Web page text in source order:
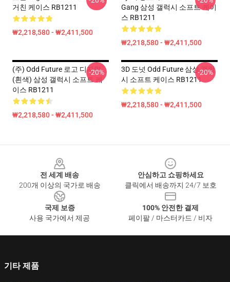
거친 케이스 RB1211
₩2,218,580 - ₩2,411,500
Gang 삼성 갤럭시 소프트 케이
스 RB1211
₩2,218,580 - ₩2,411,500
(주) Odd Future 로고 디자인
(흰색) 삼성 갤럭시 소프트 케
이스 RB1211
₩2,218,580 - ₩2,411,500
-20%
3D 도넛 Odd Future 삼성 갤럭
시 소프트 케이스 RB1211
₩2,218,580 - ₩2,411,500
-20%
전 세계 배송
200개 이상의 국가로 배송
안심하고 쇼핑하세요
클릭에서 배송까지 24/7 보호
국제 보증
사용 국가에서 제공
100% 안전한 결제
페이팔 / 마스터카드 / 비자
기타 제품